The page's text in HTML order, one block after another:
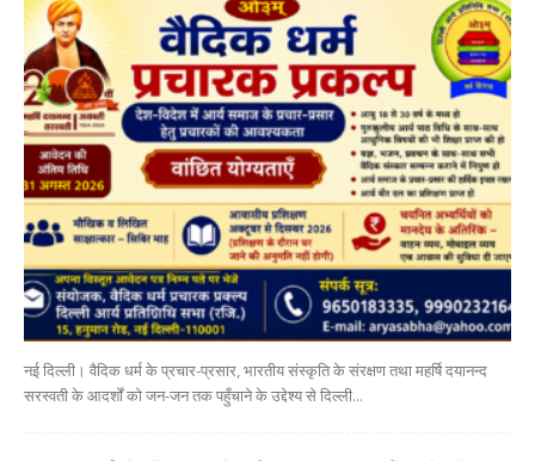
नई दिल्ली। वैदिक धर्म के प्रचार-प्रसार, भारतीय संस्कृति के संरक्षण तथा महर्षि दयानन्द
सरस्वती के आदर्शों को जन-जन तक पहुँचाने के उद्देश्य से दिल्ली...